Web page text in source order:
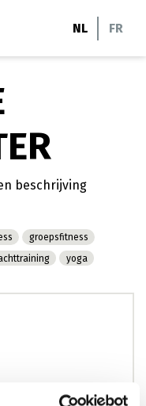
NL FR
beschrijving
groepsfitness
yoga